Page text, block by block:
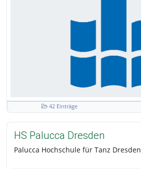
42 Einträge
HS Palucca Dresden
Palucca Hochschule für Tanz Dresden